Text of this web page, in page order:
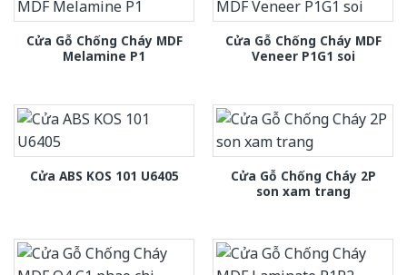
Cửa Gỗ Chống Cháy MDF
Melamine P1
Cửa Gỗ Chống Cháy MDF
Veneer P1G1 soi
Cửa ABS KOS 101 U6405
Cửa Gỗ Chống Cháy 2P
son xam trang